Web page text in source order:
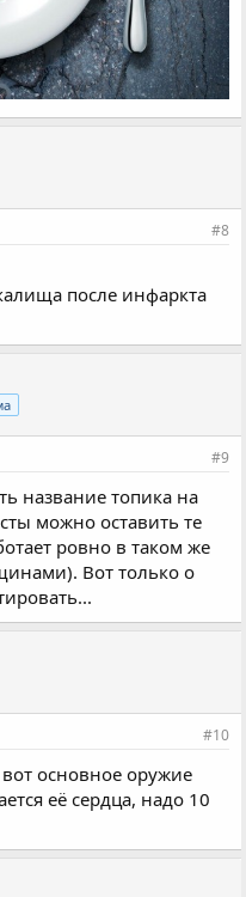
#8
после инфаркта
#9
название топика на
можно оставить те
ровно в таком же
Вот только о
#10
основное оружие
её сердца, надо 10